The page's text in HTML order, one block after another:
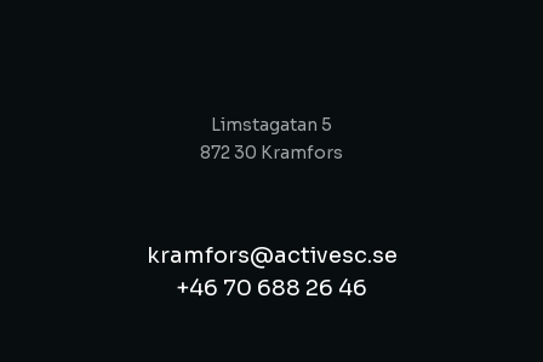
Limstagatan 5
872 30 Kramfors
kramfors@activesc.se
+46 70 688 26 46